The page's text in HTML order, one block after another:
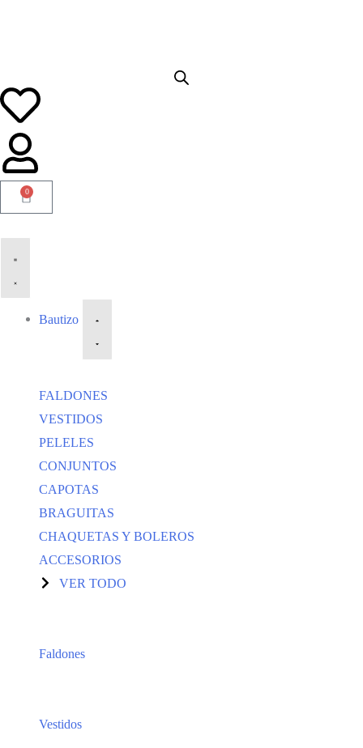
0
Bautizo
FALDONES
VESTIDOS
PELELES
CONJUNTOS
CAPOTAS
BRAGUITAS
CHAQUETAS Y BOLEROS
ACCESORIOS
VER TODO
Faldones
Vestidos